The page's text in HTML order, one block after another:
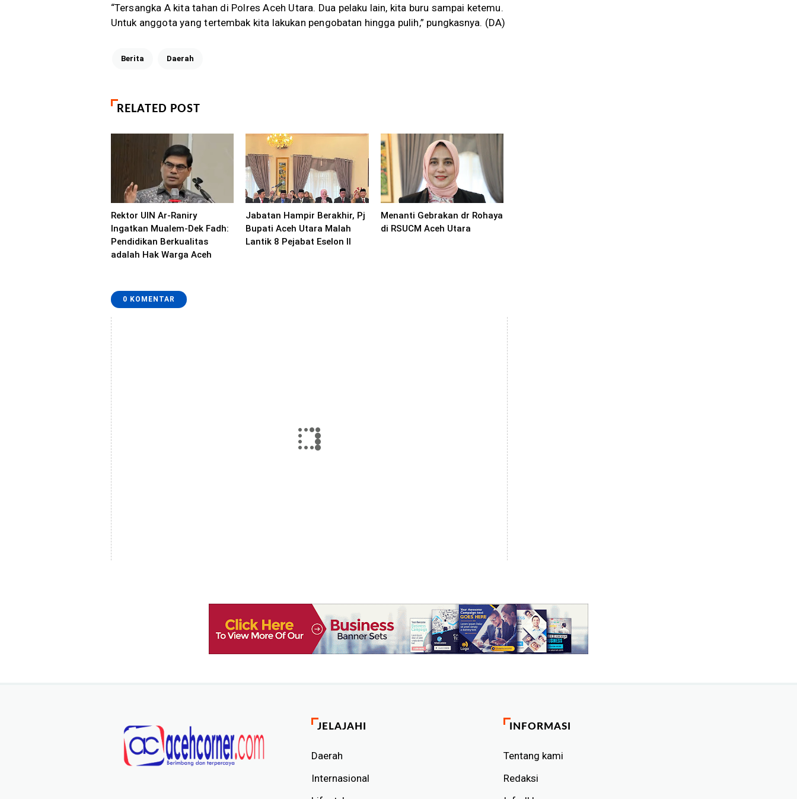
“Tersangka A kita tahan di Polres Aceh Utara. Dua pelaku lain, kita buru sampai ketemu.
Untuk anggota yang tertembak kita lakukan pengobatan hingga pulih,” pungkasnya. (DA)
Berita Daerah
RELATED POST
Rektor UIN Ar-Raniry
Ingatkan Mualem-Dek Fadh:
Pendidikan Berkualitas
adalah Hak Warga Aceh
Jabatan Hampir Berakhir, Pj
Bupati Aceh Utara Malah
Lantik 8 Pejabat Eselon II
Menanti Gebrakan dr Rohaya
di RSUCM Aceh Utara
0 KOMENTAR
JELAJAHI
Daerah
Internasional
INFORMASI
Tentang kami
Redaksi